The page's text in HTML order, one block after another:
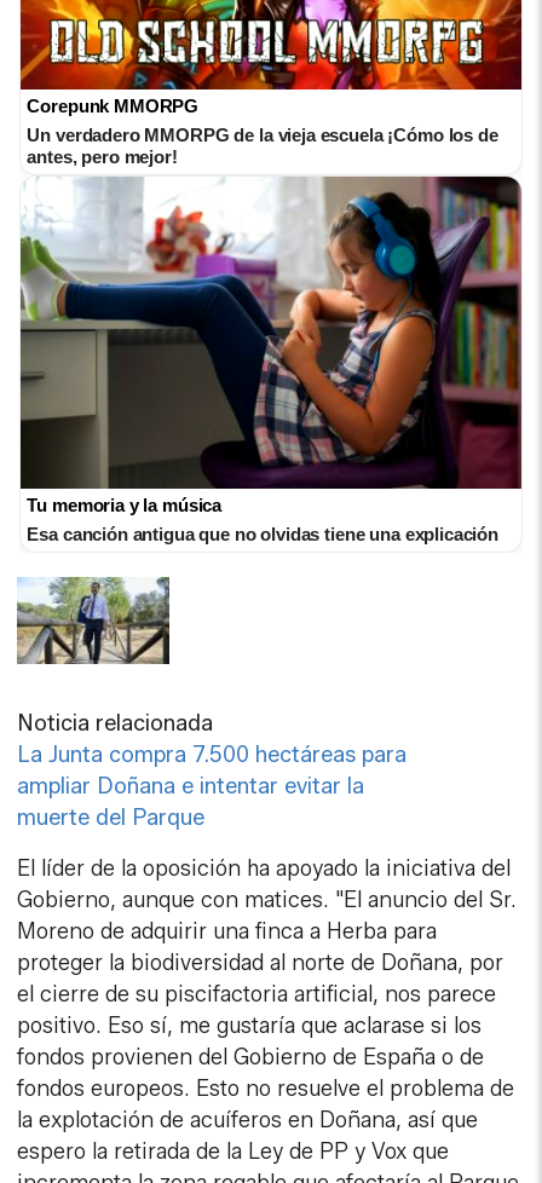
Corepunk MMORPG
Un verdadero MMORPG de la vieja escuela ¡Cómo los de
antes, pero mejor!
Tu memoria y la música
Esa canción antigua que no olvidas tiene una explicación
Noticia relacionada
La Junta compra 7.500 hectáreas para
ampliar Doñana e intentar evitar la
muerte del Parque
El líder de la oposición ha apoyado la iniciativa del
Gobierno, aunque con matices. "El anuncio del Sr.
Moreno de adquirir una finca a Herba para
proteger la biodiversidad al norte de Doñana, por
el cierre de su piscifactoria artificial, nos parece
positivo. Eso sí, me gustaría que aclarase si los
fondos provienen del Gobierno de España o de
fondos europeos. Esto no resuelve el problema de
la explotación de acuíferos en Doñana, así que
espero la retirada de la Ley de PP y Vox que